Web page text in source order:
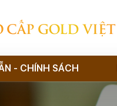
CẤP GOLD VIỆT
- CHÍNH SÁCH